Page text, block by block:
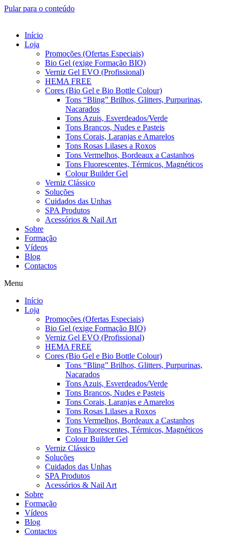
Pular para o conteúdo
Início
Loja
Promoções (Ofertas Especiais)
Bio Gel (exige Formação BIO)
Verniz Gel EVO (Profissional)
HEMA FREE
Cores (Bio Gel e Bio Bottle Colour)
Tons “Bling” Brilhos, Glitters, Purpurinas,
Nacarados
Tons Azuis, Esverdeados/Verde
Tons Brancos, Nudes e Pasteis
Tons Corais, Laranjas e Amarelos
Tons Rosas Lilases a Roxos
Tons Vermelhos, Bordeaux a Castanhos
Tons Fluorescentes, Térmicos, Magnéticos
Colour Builder Gel
Verniz Clássico
Soluções
Cuidados das Unhas
SPA Produtos
Acessórios & Nail Art
Sobre
Formação
Vídeos
Blog
Contactos
Menu
Início
Loja
Promoções (Ofertas Especiais)
Bio Gel (exige Formação BIO)
Verniz Gel EVO (Profissional)
HEMA FREE
Cores (Bio Gel e Bio Bottle Colour)
Tons “Bling” Brilhos, Glitters, Purpurinas,
Nacarados
Tons Azuis, Esverdeados/Verde
Tons Brancos, Nudes e Pasteis
Tons Corais, Laranjas e Amarelos
Tons Rosas Lilases a Roxos
Tons Vermelhos, Bordeaux a Castanhos
Tons Fluorescentes, Térmicos, Magnéticos
Colour Builder Gel
Verniz Clássico
Soluções
Cuidados das Unhas
SPA Produtos
Acessórios & Nail Art
Sobre
Formação
Vídeos
Blog
Contactos